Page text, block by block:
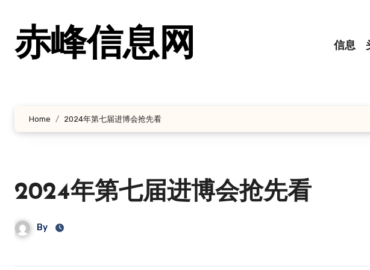
赤峰信息网 信息
Home 2024年第七届进博会抢先看
2024年第七届进博会抢先看
By